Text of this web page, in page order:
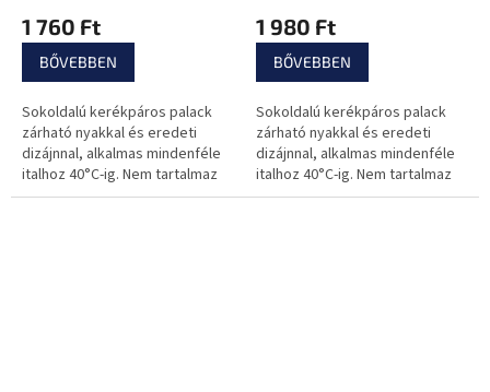
1 760 Ft
BŐVEBBEN
Sokoldalú kerékpáros palack
zárható nyakkal és eredeti
dizájnnal, alkalmas mindenféle
italhoz 40°C-ig. Nem tartalmaz
BPA-t, sem más káros anyagot.
1 980 Ft
BŐVEBBEN
Sokoldalú kerékpáros palack
zárható nyakkal és eredeti
dizájnnal, alkalmas mindenféle
italhoz 40°C-ig. Nem tartalmaz
BPA-t, sem más káros anyagot.